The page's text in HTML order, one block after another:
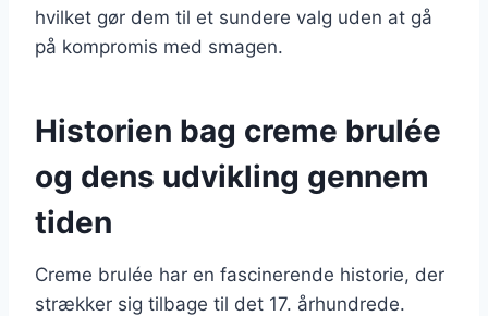
hvilket gør dem til et sundere valg uden at gå
på kompromis med smagen.
Historien bag creme brulée
og dens udvikling gennem
tiden
Creme brulée har en fascinerende historie, der
strækker sig tilbage til det 17. århundrede.